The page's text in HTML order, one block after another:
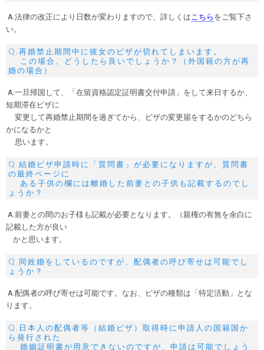
A.法律の改正により日数が変わりますので、詳しくはこちら をご覧下さ
い。
Q.再婚禁止期間中に彼女のビザが切れてしまいます。
この場合、どうしたら良いでしょうか？（外国籍の方が再
婚の場合）
A.一旦帰国して、「在留資格認定証明書交付申請」をして来日するか、
短期滞在ビザに
変更して再婚禁止期間を過ぎてから、ビザの変更届をするかのどちら
かになるかと
思います。
Q.結婚ビザ申請時に「質問書」が必要になりますが、質問書
の最終ページに
ある子供の欄には離婚した前妻との子供も記載するのでし
ょうか？
A.前妻との間のお子様も記載が必要となります。（親権の有無を余白に
記載した方が良い
かと思います。
Q.同姓婚をしているのですが、配偶者の呼び寄せは可能でし
ょうか？
A.配偶者の呼び寄せは可能です。なお、ビザの種類は「特定活動」とな
ります。
Q.日本人の配偶者等（結婚ビザ）取得時に申請人の国籍国か
ら発行された
婚姻証明書が用意できないのですが、申請は可能でしょう